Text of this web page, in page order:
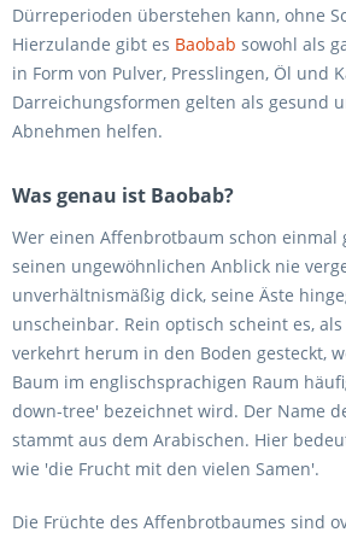
Dürreperioden überstehen kann, ohne
Hierzulande gibt es Baobab sowohl als
in Form von Pulver, Presslingen, Öl und
Darreichungsformen gelten als gesund
Abnehmen helfen.
Was genau ist Baobab?
Wer einen Affenbrotbaum schon einmal
seinen ungewöhnlichen Anblick nie
unverhältnismäßig dick, seine Äste
unscheinbar. Rein optisch scheint es,
verkehrt herum in den Boden gesteckt,
Baum im englischsprachigen Raum
down-tree' bezeichnet wird. Der Name
stammt aus dem Arabischen. Hier
wie 'die Frucht mit den vielen Samen'.
Die Früchte des Affenbrotbaumes sind